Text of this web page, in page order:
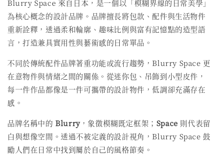
Blurry Space 來自日本，是一個以「模糊界線的日常美學」
為核心概念的設計品牌。品牌擅長將包款、配件與生活物件
重新詮釋，透過柔和輪廓、趣味比例與富有記憶點的造型語
言，打造兼具實用性與藝術感的日常單品。
不同於傳統配件品牌著重功能或流行趨勢，Blurry Space 更
在意物件與情緒之間的關係。從迷你包、吊飾到小型皮件，
每一件作品都像是一件可攜帶的設計物件，低調卻充滿存在
感。
品牌名稱中的Blurry，象徵模糊既定框架； Space 則代表留
白與想像空間。透過不被定義的設計視角，Blurry Space 鼓
勵人們在日常中找到屬於自己的風格節奏。